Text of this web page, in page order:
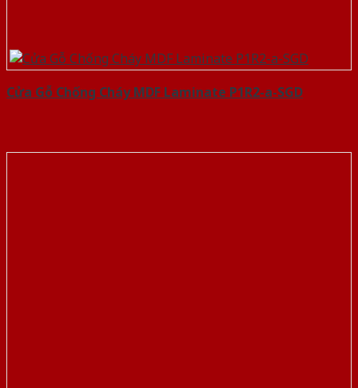
Cửa Gỗ Chống Cháy MDF Laminate P1R2-a-SGD